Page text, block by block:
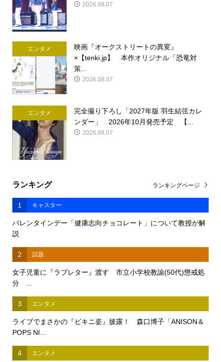
2026.08.07
エンタメ
映画『オークストリートの異変』
×【tenki.jp】 本作オリジナル「恐竜対
策...
2026.08.07
エンタメ
完全撮り下ろし「2027年版 羽生結弦カレ
ンダー」 2026年10月発売予定 【...
2026.08.07
ランキング
1 キャスター
バレンタインデー「健康志向チョコレート」について教授が解
説
2 話題
女子児童に『ラブレター』渡す 市立小学校教諭(50代)懲戒処
分 ...
3 エンタメ
ライブでまさかの『ビキニ姿』披露！ 森口博子「ANISON＆
POPS NI...
4 エンタメ
ランキングページ